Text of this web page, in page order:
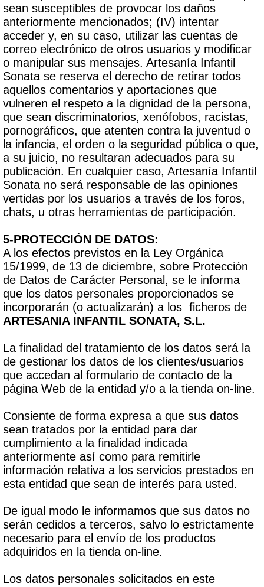
sean susceptibles de provocar los daños
anteriormente mencionados; (IV) intentar
acceder y, en su caso, utilizar las cuentas de
correo electrónico de otros usuarios y modificar
o manipular sus mensajes. Artesanía Infantil
Sonata se reserva el derecho de retirar todos
aquellos comentarios y aportaciones que
vulneren el respeto a la dignidad de la persona,
que sean discriminatorios, xenófobos, racistas,
pornográficos, que atenten contra la juventud o
la infancia, el orden o la seguridad pública o que,
a su juicio, no resultaran adecuados para su
publicación. En cualquier caso, Artesanía Infantil
Sonata no será responsable de las opiniones
vertidas por los usuarios a través de los foros,
chats, u otras herramientas de participación.
5-PROTECCIÓN DE DATOS:
A los efectos previstos en la Ley Orgánica
15/1999, de 13 de diciembre, sobre Protección
de Datos de Carácter Personal, se le informa
que los datos personales proporcionados se
incorporarán (o actualizarán) a los ficheros de
ARTESANIA INFANTIL SONATA, S.L.
La finalidad del tratamiento de los datos será la
de gestionar los datos de los clientes/usuarios
que accedan al formulario de contacto de la
página Web de la entidad y/o a la tienda on-line.
Consiente de forma expresa a que sus datos
sean tratados por la entidad para dar
cumplimiento a la finalidad indicada
anteriormente así como para remitirle
información relativa a los servicios prestados en
esta entidad que sean de interés para usted.
De igual modo le informamos que sus datos no
serán cedidos a terceros, salvo lo estrictamente
necesario para el envío de los productos
adquiridos en la tienda on-line.
Los datos personales solicitados en este